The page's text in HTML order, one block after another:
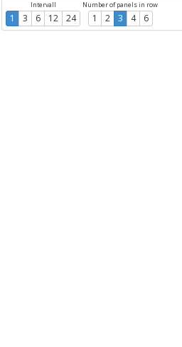
Intervall
1 3 6 12 24
Number of panels in row
1 2 3 4 6